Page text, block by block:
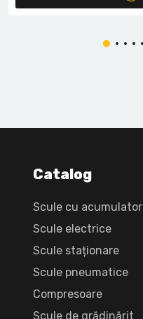
Catalog
Scule cu acumulator
Scule electrice
Scule staționare
Scule pneumatice
Compresoare
Scule de grădinărit